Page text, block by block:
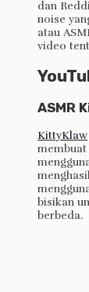
dan
noise
atau
video
ASMR
KittyKlaw
membuat
bisikan
berbeda.